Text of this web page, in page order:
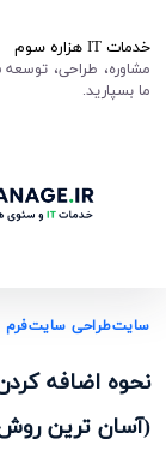
خدمات IT هزاره سوم
مشاوره، طراحی،
ما بسپارید.
سایتطراحی سایت
نحوه اضافه
(آسان ترین